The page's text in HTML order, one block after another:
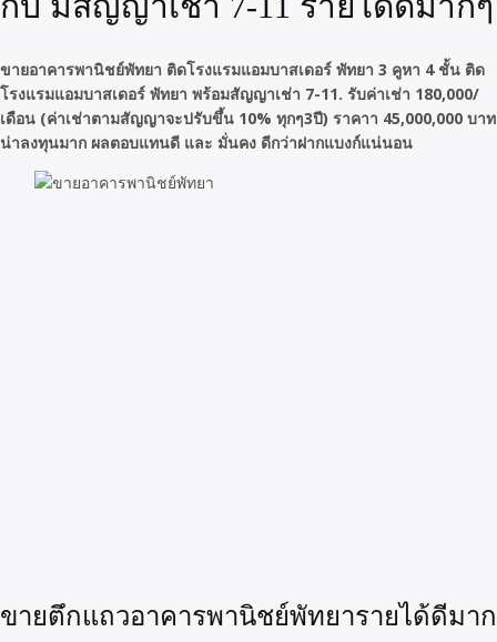
ขายอาคารพานิชย์พัทยา ติดโรงแรมแอมบาสเดอร์ พัทยา 3 คูหา 4 ชั้น ติด
โรงแรมแอมบาสเดอร์ พัทยา พร้อมสัญญาเช่า 7-11. รับค่าเช่า 180,000/
เดือน (ค่าเช่าตามสัญญาจะปรับขึ้น 10% ทุกๆ3ปี) ราคาา 45,000,000 บาท
น่าลงทุนมาก ผลตอบแทนดี และ มั่นคง ดีกว่าฝากแบงก์แน่นอน
ขายตึกแถวอาคารพานิชย์พัทยารายได้ดีมาก